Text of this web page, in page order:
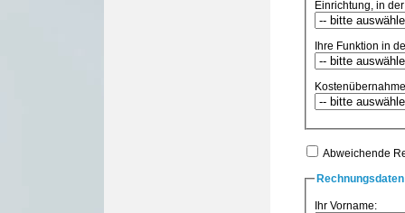
Einrichtung, in
Ihre Funktion in
Abweichende
Ihr Vorname: